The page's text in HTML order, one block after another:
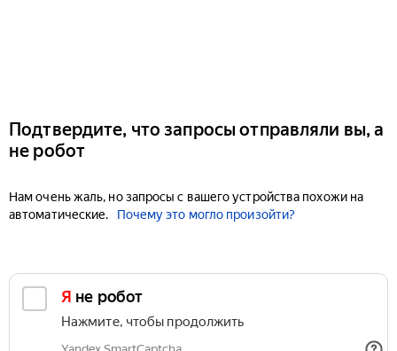
Подтвердите, что запросы отправляли вы, а
не робот
Нам очень жаль, но запросы с вашего устройства похожи на
автоматические.
Почему это могло произойти?
Я не робот
Нажмите, чтобы продолжить